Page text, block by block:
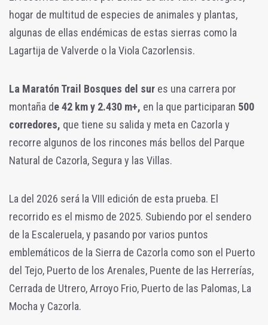
hogar de multitud de especies de animales y plantas,
algunas de ellas endémicas de estas sierras como la
Lagartija de Valverde o la Viola Cazorlensis.
La Maratón Trail Bosques del sur es una carrera por
montaña de 42 km y 2.430 m+, en la que participaran 500
corredores, que tiene su salida y meta en Cazorla y
recorre algunos de los rincones más bellos del Parque
Natural de Cazorla, Segura y las Villas.
La del 2026 será la VIII edición de esta prueba. El
recorrido es el mismo de 2025. Subiendo por el sendero
de la Escaleruela, y pasando por varios puntos
emblemáticos de la Sierra de Cazorla como son el Puerto
del Tejo, Puerto de los Arenales, Puente de las Herrerías,
Cerrada de Utrero, Arroyo Frio, Puerto de las Palomas, La
Mocha y Cazorla.